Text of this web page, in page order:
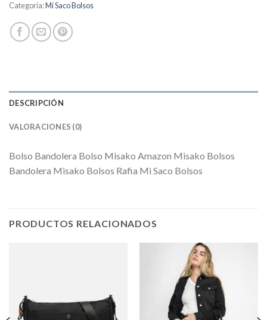
Categoría:Mi Saco Bolsos
DESCRIPCIÓN
VALORACIONES (0)
Bolso Bandolera Bolso Misako Amazon Misako Bolsos
Bandolera Misako Bolsos Rafia Mi Saco Bolsos
PRODUCTOS RELACIONADOS